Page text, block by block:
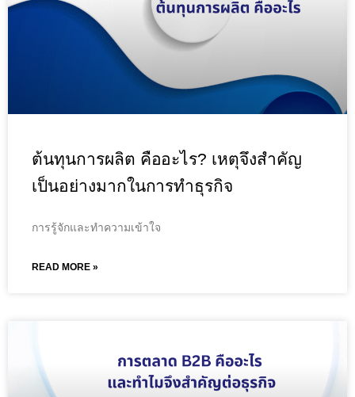
ต้นทุนการผลิต คืออะไร? เหตุจึงสำคัญ
เป็นอย่างมากในการทำธุรกิจ
การรู้จักและทำความเข้าใจ
READ MORE »